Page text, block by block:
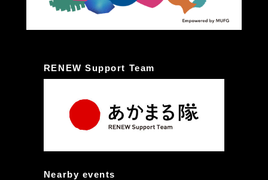
RENEW Support Team
Nearby events